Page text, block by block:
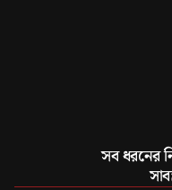
সব ধরনের